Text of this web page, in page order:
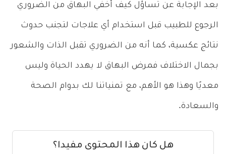
بعد الإجابة عن تساؤل كيف أخفي البهاق من الضروري
الرجوع للطبيب قبل استخدام أي علاجات لتجنب حدوث
نتائج عكسية، كما أنه من الضروري تقبل الذات والشعور
بجمال الاختلاف فمرض البهاق لا يهدد الحياة وليس
معديًا وهذا هو الأهم، مع تمنياتنا لك بدوام الصحة
والسعادة.
هل كان هذا المحتوى مفيدا؟